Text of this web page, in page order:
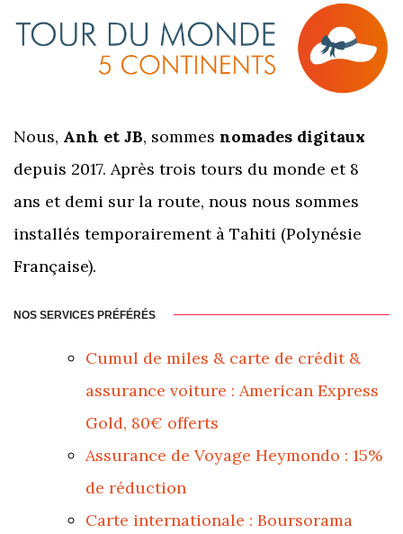
Nous, Anh et JB, sommes nomades digitaux
depuis 2017. Après trois tours du monde et 8
ans et demi sur la route, nous nous sommes
installés temporairement à Tahiti (Polynésie
Française).
NOS SERVICES PRÉFÉRÉS
Cumul de miles & carte de crédit &
assurance voiture : American Express
Gold, 80€ offerts
Assurance de Voyage Heymondo : 15%
de réduction
Carte internationale : Boursorama